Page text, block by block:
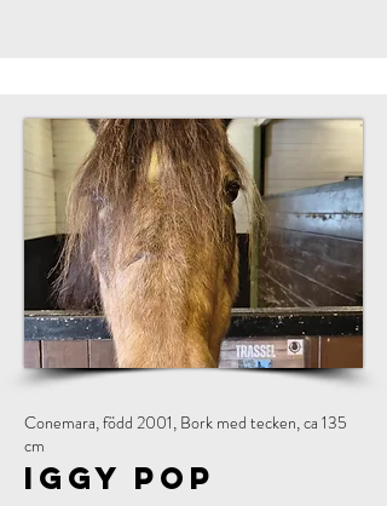
Conemara, född 2001, Bork med tecken, ca 135
cm
Iggy Pop